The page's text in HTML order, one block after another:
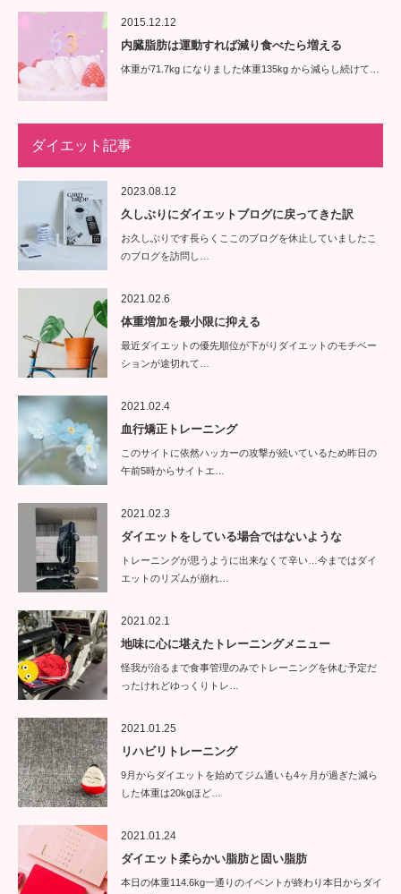
2015.12.12
内臓脂肪は運動すれば減り食べたら増える
体重が71.7kg になりました体重135kg から減らし続けて…
ダイエット記事
2023.08.12
久しぶりにダイエットブログに戻ってきた訳
お久しぶりです長らくここのブログを休止していましたこ
のブログを訪問し…
2021.02.6
体重増加を最小限に抑える
最近ダイエットの優先順位が下がりダイエットのモチベー
ションが途切れて…
2021.02.4
血行矯正トレーニング
このサイトに依然ハッカーの攻撃が続いているため昨日の
午前5時からサイトエ…
2021.02.3
ダイエットをしている場合ではないような
トレーニングが思うように出来なくて辛い…今まではダイ
エットのリズムが崩れ…
2021.02.1
地味に心に堪えたトレーニングメニュー
怪我が治るまで食事管理のみでトレーニングを休む予定だ
ったけれどゆっくりトレ…
2021.01.25
リハビリトレーニング
9月からダイエットを始めてジム通いも4ヶ月が過ぎた減ら
した体重は20kgほど…
2021.01.24
ダイエット柔らかい脂肪と固い脂肪
本日の体重114.6kg一通りのイベントが終わり本日からダイ